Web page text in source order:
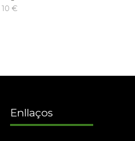
10 €
Enllaços